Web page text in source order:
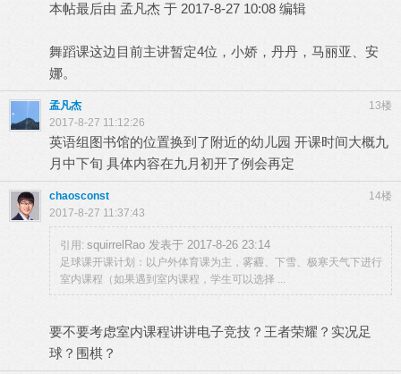
本帖最后由 孟凡杰 于 2017-8-27 10:08 编辑
舞蹈课这边目前主讲暂定4位，小娇，丹丹，马丽亚、安
娜。
13楼
孟凡杰
2017-8-27 11:12:26
英语组图书馆的位置换到了附近的幼儿园 开课时间大概九
月中下旬 具体内容在九月初开了例会再定
14楼
chaosconst
2017-8-27 11:37:43
引用: squirrelRao 发表于 2017-8-26 23:14
足球课开课计划：以户外体育课为主，雾霾、下雪、极寒天气下进行
室内课程（如果遇到室内课程，学生可以选择 ...
要不要考虑室内课程讲讲电子竞技？王者荣耀？实况足
球？围棋？